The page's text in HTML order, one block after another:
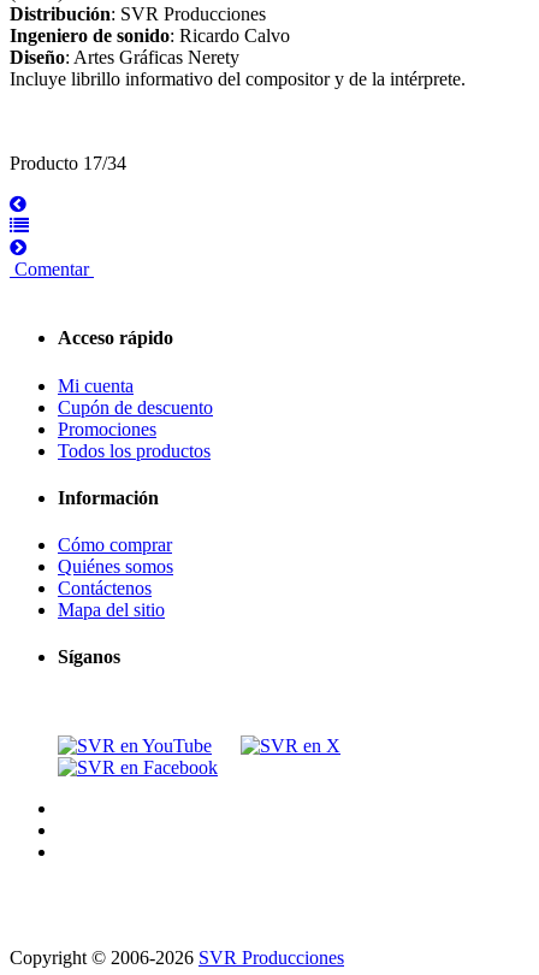
Distribución: SVR Producciones
Ingeniero de sonido: Ricardo Calvo
Diseño: Artes Gráficas Nerety
Incluye librillo informativo del compositor y de la intérprete.
Producto 17/34
Comentar
Acceso rápido
Mi cuenta
Cupón de descuento
Promociones
Todos los productos
Información
Cómo comprar
Quiénes somos
Contáctenos
Mapa del sitio
Síganos
Copyright © 2006-2026 SVR Producciones